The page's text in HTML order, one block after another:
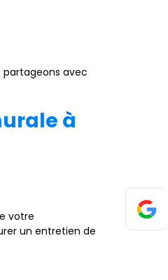
partageons avec
à
votre
un entretien de